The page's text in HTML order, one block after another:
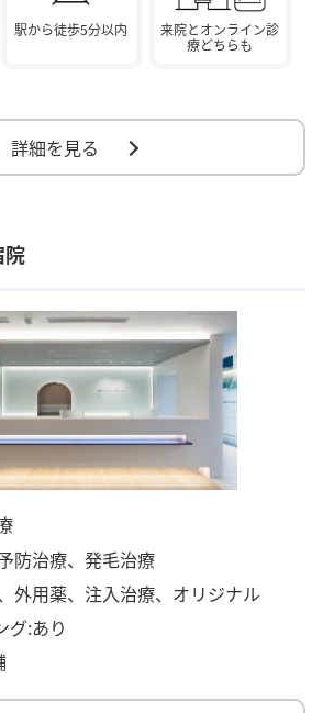
駅から徒歩5分以内
来院とオンライン診
療どちらも
詳細を見る
院
防治療、発毛治療
外用薬、注入治療、オリジナル
グ:あり